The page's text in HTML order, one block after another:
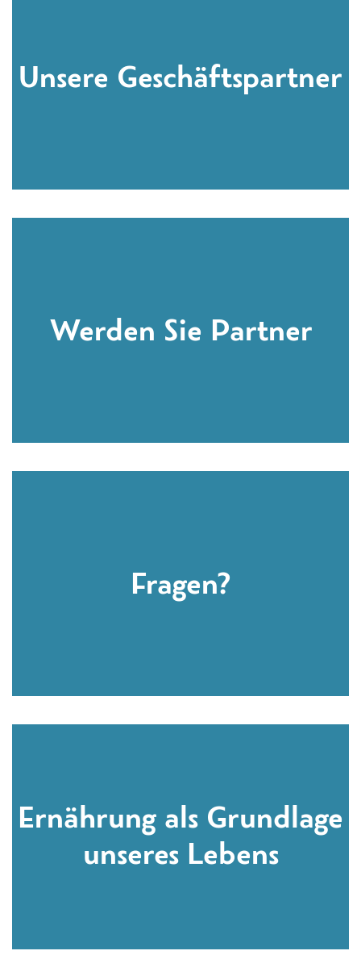
Unsere Geschäftspartner
Werden Sie Partner
Fragen?
Ernährung als Grundlage
unseres Lebens